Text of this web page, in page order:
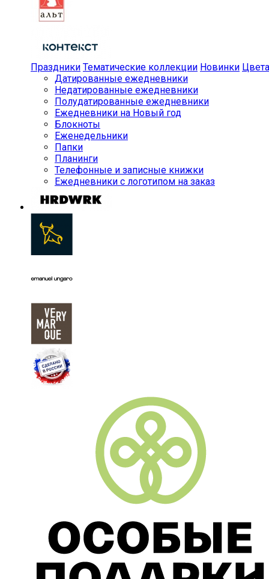
Праздники Тематические коллекции Новинки Цвета
Датированные ежедневники
Недатированные ежедневники
Полудатированные ежедневники
Ежедневники на Новый год
Блокноты
Еженедельники
Папки
Планинги
Телефонные и записные книжки
Ежедневники с логотипом на заказ